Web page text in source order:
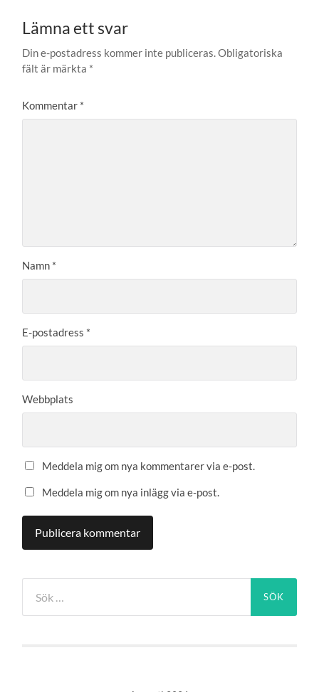
Lämna ett svar
Din e-postadress kommer inte publiceras.Obligatoriska
fält är märkta *
Kommentar *
Namn *
E-postadress *
Webbplats
Meddela mig om nya kommentarer via e-post.
Meddela mig om nya inlägg via e-post.
efter: